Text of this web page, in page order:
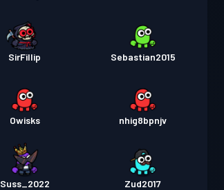
SirFillip Sebastian2015
Owisks nhig8bpnjv
Suss_2022 Zud2017